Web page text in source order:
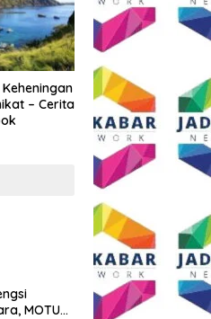
– Cerita
MOTU